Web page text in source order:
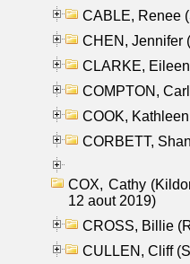
CABLE, Renee
CHEN, Jennifer
CLARKE,
COMPTON,
COOK,
CORBETT,
COX, Cathy
12 aout 2019)
CROSS, Billie
CULLEN, Cliff